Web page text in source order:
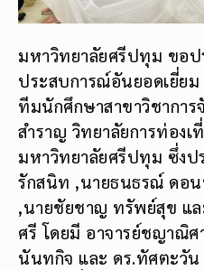
มหาวิทยาลัยศรีปทุม ขอ
ประสบการณ์อันยอดเยี่ย
ทีมนักศึกษาสาขาวิชาการ
สำราญ วิทยาลัยการท่องเ
มหาวิทยาลัยศรีปทุม ซึ่ง
รักสนิท ,นายธนธรณ์ ดอ
,นายชัยชาญ ทรัพย์สุข แ
ศรี โดยมี อาจารย์ชญาณิ
นันทกิจ และ ดร.ทัศตะวั